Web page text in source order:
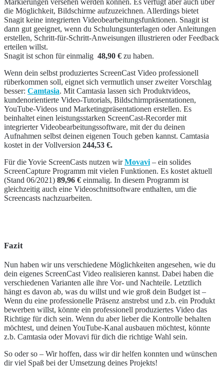
Markierungen versehen werden können. Es verfügt aber auch über
die Möglichkeit, Bildschirme aufzuzeichnen. Allerdings bietet
Snagit keine integrierten Videobearbeitungsfunktionen. Snagit ist
dann gut geeignet, wenn du Schulungsunterlagen oder Anleitungen
erstellen, Schritt-für-Schritt-Anweisungen illustrieren oder Feedback
erteilen willst.
Snagit ist schon für einmalig 48,90 € zu haben.
Wenn dein selbst produziertes ScreenCast Video professionell
rüberkommen soll, eignet sich vermutlich unser zweiter Vorschlag
besser: Camtasia. Mit Camtasia lassen sich Produktvideos,
kundenorientierte Video-Tutorials, Bildschirmpräsentationen,
YouTube-Videos und Marketingpräsentationen erstellen. Es
beinhaltet einen leistungsstarken ScreenCast-Recorder mit
integrierter Videobearbeitungssoftware, mit der du deinen
Aufnahmen selbst deinen eigenen Touch geben kannst. Camtasia
kostet in der Vollversion 244,53 €.
Für die Yovie ScreenCasts nutzen wirMovavi – ein solides
ScreenCapture Programm mit vielen Funktionen. Es kostet aktuell
(Stand 06/2021) 89,96 € einmalig. In diesem Programm ist
gleichzeitig auch eine Videoschnittsoftware enthalten, um die
Screencasts nachzuarbeiten.
Fazit
Nun haben wir uns verschiedene Möglichkeiten angesehen, wie du
dein eigenes ScreenCast Video realisieren kannst. Dabei haben die
verschiedenen Varianten alle ihre Vor- und Nachteile. Letztlich
hängt es davon ab, was du willst und wie groß dein Budget ist –
Wenn du eine professionelle Präsenz anstrebst und z.b. ein Produkt
bewerben willst, könnte ein professionell produziertes Video das
Richtige für dich sein. Wenn du aber lieber die Kontrolle behalten
möchtest, und deinen YouTube-Kanal ausbauen möchtest, könnte
z.b. Camtasia oder Movavi für dich die richtige Wahl sein.
So oder so – Wir hoffen, dass wir dir helfen konnten und wünschen
dir viel Spaß bei der Umsetzung deines Projekts!